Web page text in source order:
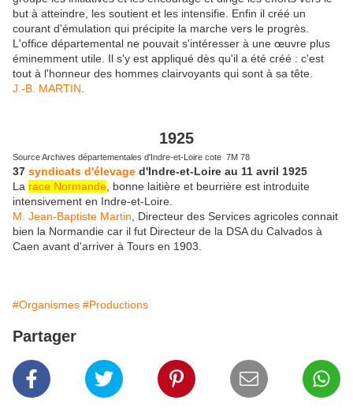
but à atteindre, les soutient et les intensifie. Enfin il créé un
courant d'émulation qui précipite la marche vers le progrès.
L'office départemental ne pouvait s'intéresser à une œuvre plus
éminemment utile. Il s'y est appliqué dès qu'il a été créé : c'est
tout à l'honneur des hommes clairvoyants qui sont à sa tête.
J.-B. MARTIN.
1925
Source Archives départementales d'Indre-et-Loire cote 7M 78
37 syndicats d'élevage d'Indre-et-Loire au 11 avril 1925
La race Normande, bonne laitière et beurrière est introduite
intensivement en Indre-et-Loire.
M. Jean-Baptiste Martin, Directeur des Services agricoles connait
bien la Normandie car il fut Directeur de la DSA du Calvados à
Caen avant d'arriver à Tours en 1903.
#Organismes #Productions
Partager